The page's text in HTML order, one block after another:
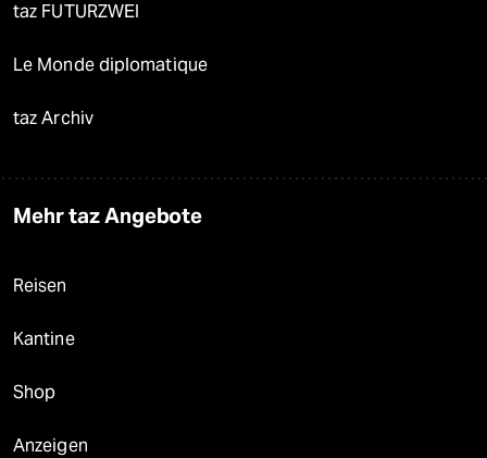
taz FUTURZWEI
Le Monde diplomatique
taz Archiv
Mehr taz Angebote
Reisen
Kantine
Shop
Anzeigen